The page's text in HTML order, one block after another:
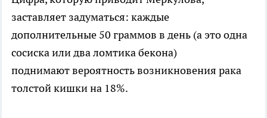
заставляет задуматься: каждые
дополнительные 50 граммов в день (а это одна
сосиска или два ломтика бекона)
поднимают вероятность возникновения рака
толстой кишки на 18%.